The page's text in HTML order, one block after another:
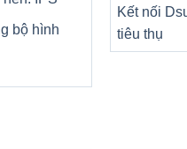
bộ hình
Kết nối
tiêu thụ